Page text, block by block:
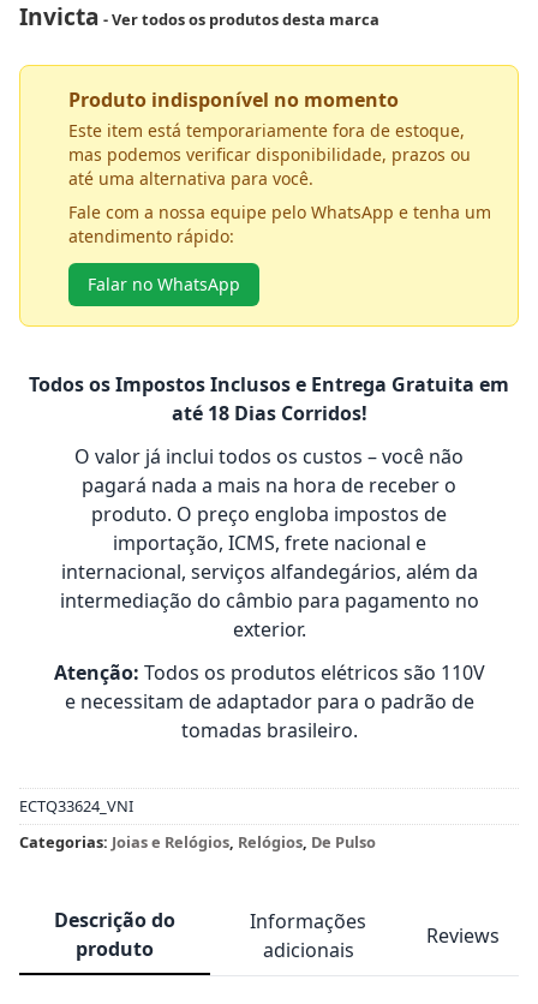
Invicta - Ver todos os produtos desta marca
Produto indisponível no momento
Este item está temporariamente fora de estoque,
mas podemos verificar disponibilidade, prazos ou
até uma alternativa para você.
Fale com a nossa equipe pelo WhatsApp e tenha um
atendimento rápido:
Falar no WhatsApp
Todos os Impostos Inclusos e Entrega Gratuita em
até 18 Dias Corridos!
O valor já inclui todos os custos – você não
pagará nada a mais na hora de receber o
produto. O preço engloba impostos de
importação, ICMS, frete nacional e
internacional, serviços alfandegários, além da
intermediação do câmbio para pagamento no
exterior.
Atenção: Todos os produtos elétricos são 110V
e necessitam de adaptador para o padrão de
tomadas brasileiro.
ECTQ33624_VNI
Categorias: Joias e Relógios, Relógios, De Pulso
Descrição do
produto
Informações
adicionais
Reviews